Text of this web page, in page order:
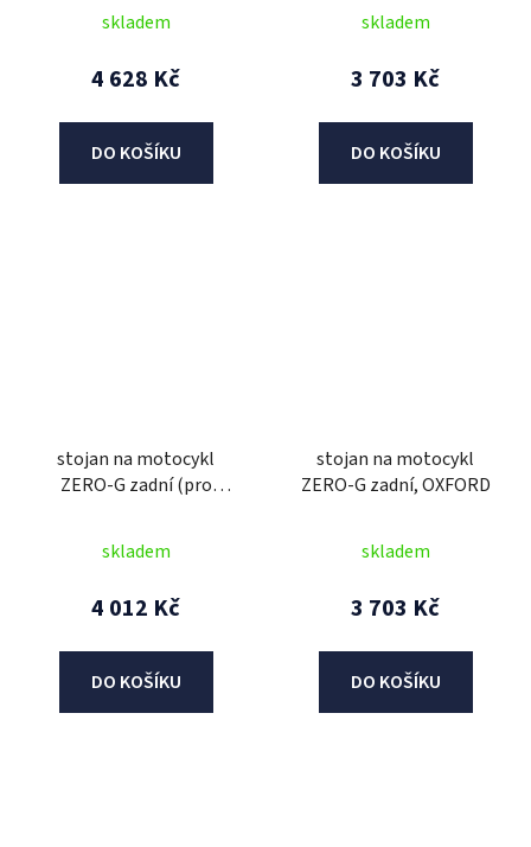
skladem
4 628 Kč
DO KOŠÍKU
skladem
3 703 Kč
DO KOŠÍKU
stojan na motocykl
ZERO-G zadní (pro
osou nutno dokoupit
skladem
4 012 Kč
DO KOŠÍKU
stojan na motocykl
ZERO-G zadní, OXFORD
skladem
3 703 Kč
DO KOŠÍKU